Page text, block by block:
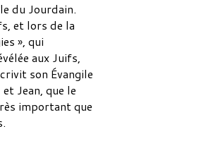
du Jourdain.
et lors de la
», qui
aux Juifs,
son Évangile
Jean, que le
important que